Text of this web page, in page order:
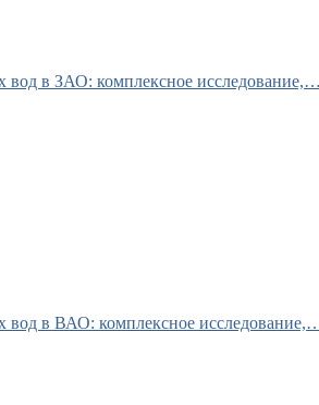
вод в ЗАО: комплексное
вод в ВАО: комплексное